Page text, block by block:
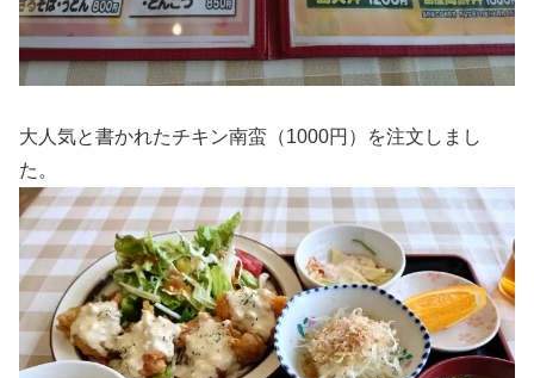
大人気と書かれたチキン南蛮（1000円）を注文しまし
た。